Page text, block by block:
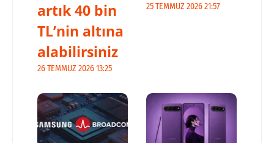
artık 40 bin
TL’nin altına
alabilirsiniz
26 TEMMUZ 2026 13:25
25 TEMMUZ 2026 21:57